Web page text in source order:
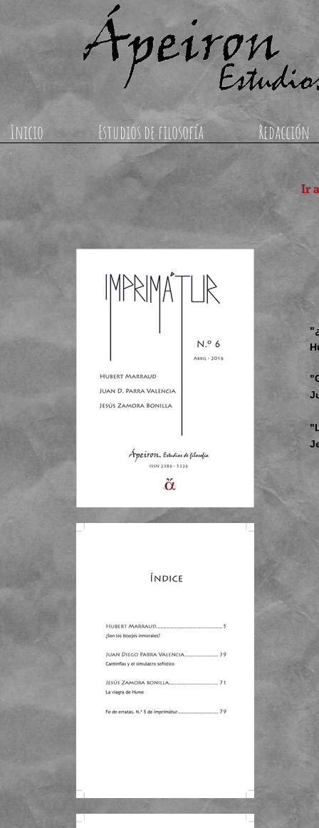
Inicio Estudios de filosofía Redacción
Ir